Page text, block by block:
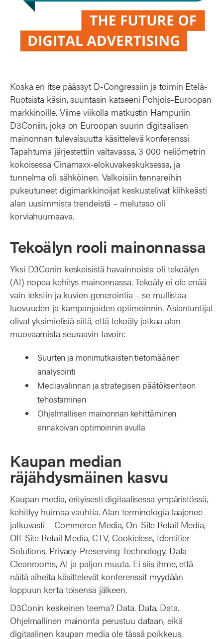
Koska en itse päässyt D-Congressiin ja toimin Etelä-
Ruotsista käsin, suuntasin katseeni Pohjois-Euroopan
markkinoille. Viime viikolla matkustin Hampuriin
D3Coniin, joka on Euroopan suurin digitaalisen
mainonnan tulevaisuutta käsittelevä konferenssi.
Tapahtuma järjestettiin valtavassa, 3 000 neliömetrin
kokoisessa Cinamaxx-elokuvakeskuksessa, ja
tunnelma oli sähköinen. Valkoisiin tennareihin
pukeutuneet digimarkkinoijat keskustelivat kiihkeästi
alan uusimmista trendeistä – melutaso oli
korviahuumaava.
Tekoälyn rooli mainonnassa
Yksi D3Conin keskeisistä havainnoista oli tekoälyn
(AI) nopea kehitys mainonnassa. Tekoäly ei ole enää
vain tekstin ja kuvien generointia – se mullistaa
luovuuden ja kampanjoiden optimoinnin. Asiantuntijat
olivat yksimielisiä siitä, että tekoäly jatkaa alan
muovaamista seuraavin tavoin:
Suurten ja monimutkaisten tietomäärien
analysointi
Mediavalinnan ja strategisen päätöksenteon
tehostaminen
Ohjelmallisen mainonnan kehittäminen
ennakoivan optimoinnin avulla
Kaupan median
räjähdysmäinen kasvu
Kaupan media, erityisesti digitaalisessa ympäristössä,
kehittyy huimaa vauhtia. Alan terminologia laajenee
jatkuvasti – Commerce Media, On-Site Retail Media,
Off-Site Retail Media, CTV, Cookieless, Identifier
Solutions, Privacy-Preserving Technology, Data
Cleanrooms, AI ja paljon muuta. Ei siis ihme, että
näitä aiheita käsittelevät konferenssit myydään
loppuun kerta toisensa jälkeen.
D3Conin keskeinen teema? Data. Data. Data.
Ohjelmallinen mainonta perustuu dataan, eikä
digitaalinen kaupan media ole tässä poikkeus.